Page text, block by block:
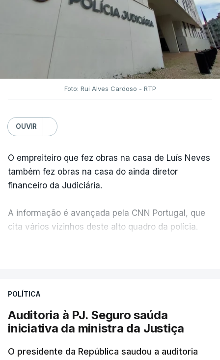
Foto: Rui Alves Cardoso - RTP
OUVIR
O empreiteiro que fez obras na casa de Luís Neves
também fez obras na casa do ainda diretor
financeiro da Judiciária.
A informação é avançada pela CNN Portugal, que
cita vários vizinhos deste alto quadro da polícia.
apreendido numa operação de droga.
POLÍTICA
Auditoria à PJ. Seguro saúda
iniciativa da ministra da Justiça
O presidente da República saudou a auditoria